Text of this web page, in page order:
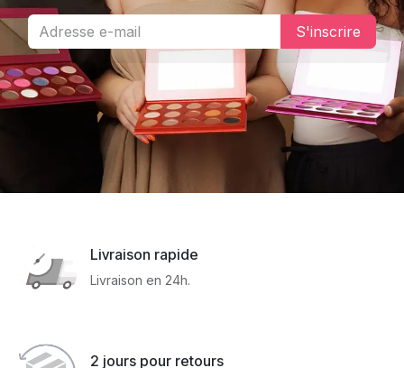
S'inscrire
Livraison rapide
Livraison en 24h.
2 jours pour retours